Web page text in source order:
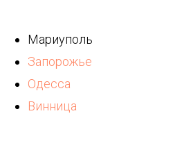
Мариуполь
Запорожье
Одесса
Винница